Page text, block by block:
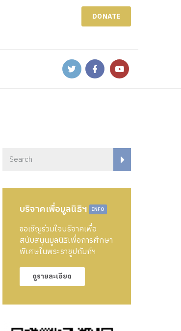
DONATE
บริจาคเพื่อมูลนิธิฯ INFO
ขอเชิญร่วมใจบริจาคเพื่อ
สนับสนุนมูลนิธิเพื่อการศึกษา
พิเศษในพระราชูปถัมภ์ฯ
ดูรายละเอียด